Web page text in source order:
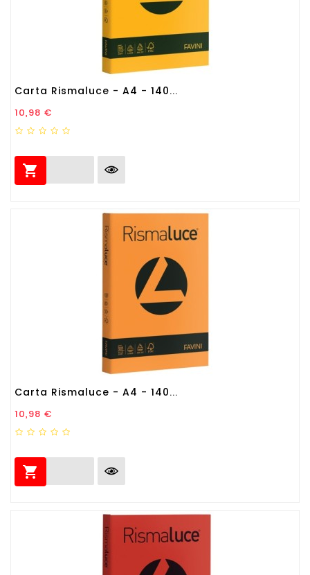
Carta Rismaluce - A4 - 140...
Prezzo
10,98 €

Carta Rismaluce - A4 - 140...
Prezzo
10,98 €
